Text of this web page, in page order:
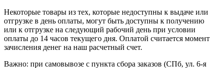
Некоторые товары из тех, которые недоступны к выдаче или
отгрузке в день оплаты, могут быть доступны к получению
или к отгрузке на следующий рабочий день при условии
оплаты до 14 часов текущего дня. Оплатой считается момент
зачисления денег на наш расчетный счет.
Важно: при самовывозе с пункта сборa заказов (СПб, ул. 6-я